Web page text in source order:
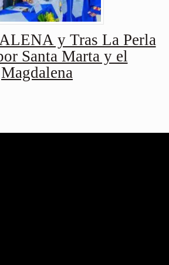
y Tras La Perla
Santa Marta y el
Magdalena